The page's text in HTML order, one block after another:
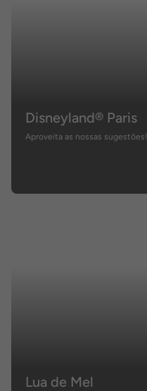
Disneyland® Paris
Aproveita as nossas sugestões!
Lua de Mel